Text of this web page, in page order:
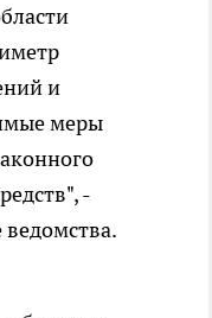
и
меры
-